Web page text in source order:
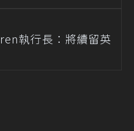
執行長：將續留英